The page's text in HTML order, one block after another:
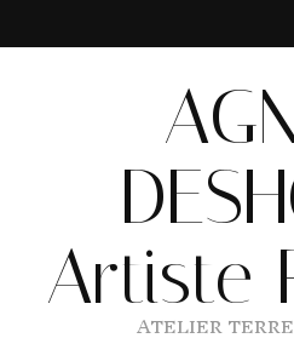
Artiste
ATELIER